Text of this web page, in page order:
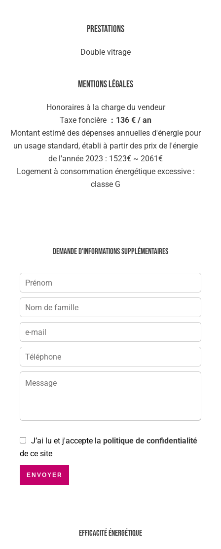
Prestations
Double vitrage
Mentions légales
Honoraires à la charge du vendeur
Taxe foncière
136 € / an
Montant estimé des dépenses annuelles d'énergie pour
un usage standard, établi à partir des prix de l'énergie
de l'année 2023 : 1523€ ~ 2061€
Logement à consommation énergétique excessive :
classe G
Demande d'informations supplémentaires
J’ai lu et j'accepte la politique de confidentialité
de ce site
ENVOYER
Efficacité énergétique